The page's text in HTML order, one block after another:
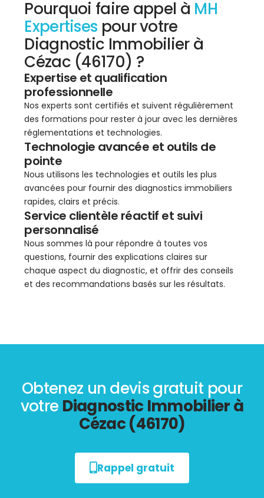
Pourquoi faire appel à MH
Expertises pour votre
Diagnostic Immobilier à
Cézac (46170) ?
Expertise et qualification
professionnelle
Nos experts sont certifiés et suivent régulièrement
des formations pour rester à jour avec les dernières
réglementations et technologies.
Technologie avancée et outils de
pointe
Nous utilisons les technologies et outils les plus
avancées pour fournir des diagnostics immobiliers
rapides, clairs et précis.
Service clientèle réactif et suivi
personnalisé
Nous sommes là pour répondre à toutes vos
questions, fournir des explications claires sur
chaque aspect du diagnostic, et offrir des conseils
et des recommandations basés sur les résultats.
Obtenez un devis gratuit pour
votre Diagnostic Immobilier à
Cézac (46170)
Rappel gratuit